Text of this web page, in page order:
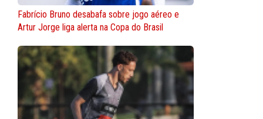
Fabrício Bruno desabafa sobre jogo aéreo e
Artur Jorge liga alerta na Copa do Brasil